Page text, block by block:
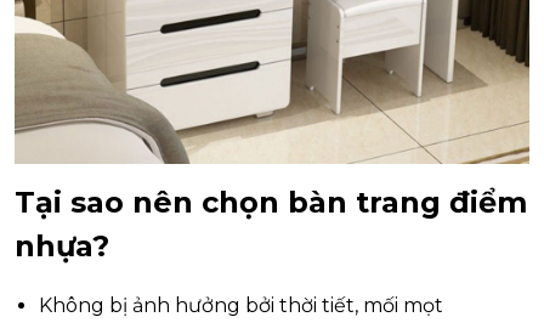
Tại sao nên chọn bàn trang điểm
nhựa?
Không bị ảnh hưởng bởi thời tiết, mối mọt